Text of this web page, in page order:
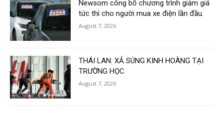
Newsom công bố chương trình giảm giá
tức thì cho người mua xe điện lần đầu.
August 7, 2026
THÁI LAN: XẢ SÚNG KINH HOÀNG TẠI
TRƯỜNG HỌC
August 7, 2026